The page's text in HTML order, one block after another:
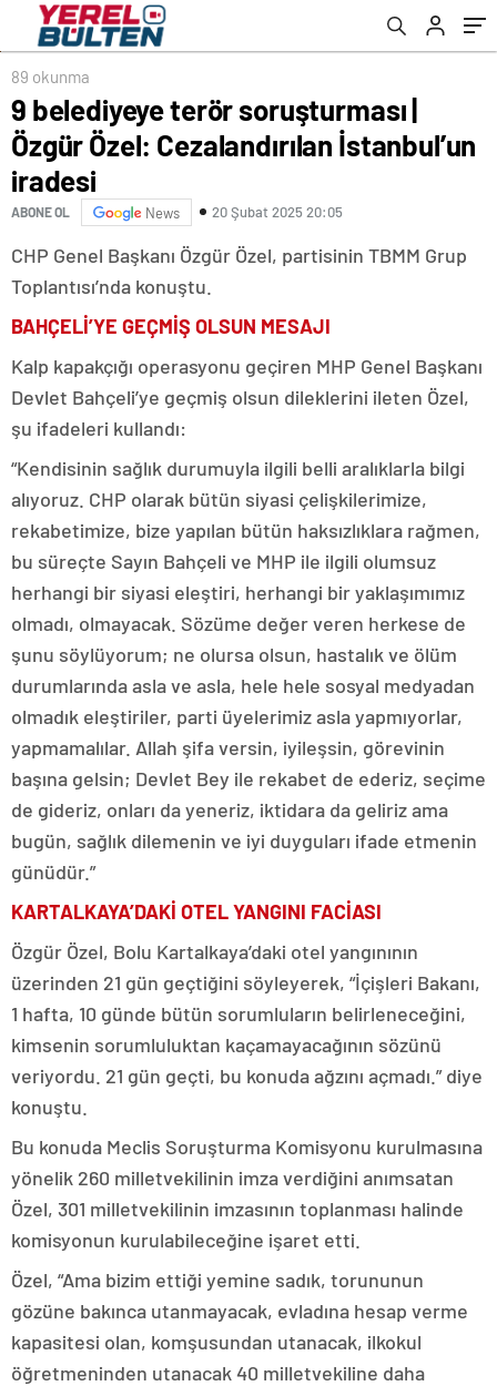
89 okunma
9 belediyeye terör soruşturması |
Özgür Özel: Cezalandırılan İstanbul’un
iradesi
ABONE OL News 20 Şubat 2025 20:05
CHP Genel Başkanı Özgür Özel, partisinin TBMM Grup
Toplantısı’nda konuştu.
BAHÇELİ’YE GEÇMİŞ OLSUN MESAJI
Kalp kapakçığı operasyonu geçiren MHP Genel Başkanı
Devlet Bahçeli’ye geçmiş olsun dileklerini ileten Özel,
şu ifadeleri kullandı:
“Kendisinin sağlık durumuyla ilgili belli aralıklarla bilgi
alıyoruz. CHP olarak bütün siyasi çelişkilerimize,
rekabetimize, bize yapılan bütün haksızlıklara rağmen,
bu süreçte Sayın Bahçeli ve MHP ile ilgili olumsuz
herhangi bir siyasi eleştiri, herhangi bir yaklaşımımız
olmadı, olmayacak. Sözüme değer veren herkese de
şunu söylüyorum; ne olursa olsun, hastalık ve ölüm
durumlarında asla ve asla, hele hele sosyal medyadan
olmadık eleştiriler, parti üyelerimiz asla yapmıyorlar,
yapmamalılar. Allah şifa versin, iyileşsin, görevinin
başına gelsin; Devlet Bey ile rekabet de ederiz, seçime
de gideriz, onları da yeneriz, iktidara da geliriz ama
bugün, sağlık dilemenin ve iyi duyguları ifade etmenin
günüdür.”
KARTALKAYA’DAKİ OTEL YANGINI FACİASI
Özgür Özel, Bolu Kartalkaya’daki otel yangınının
üzerinden 21 gün geçtiğini söyleyerek, “İçişleri Bakanı,
1 hafta, 10 günde bütün sorumluların belirleneceğini,
kimsenin sorumluluktan kaçamayacağının sözünü
veriyordu. 21 gün geçti, bu konuda ağzını açmadı.” diye
konuştu.
Bu konuda Meclis Soruşturma Komisyonu kurulmasına
yönelik 260 milletvekilinin imza verdiğini anımsatan
Özel, 301 milletvekilinin imzasının toplanması halinde
komisyonun kurulabileceğine işaret etti.
Özel, “Ama bizim ettiği yemine sadık, torununun
gözüne bakınca utanmayacak, evladına hesap verme
kapasitesi olan, komşusundan utanacak, ilkokul
öğretmeninden utanacak 40 milletvekiline daha